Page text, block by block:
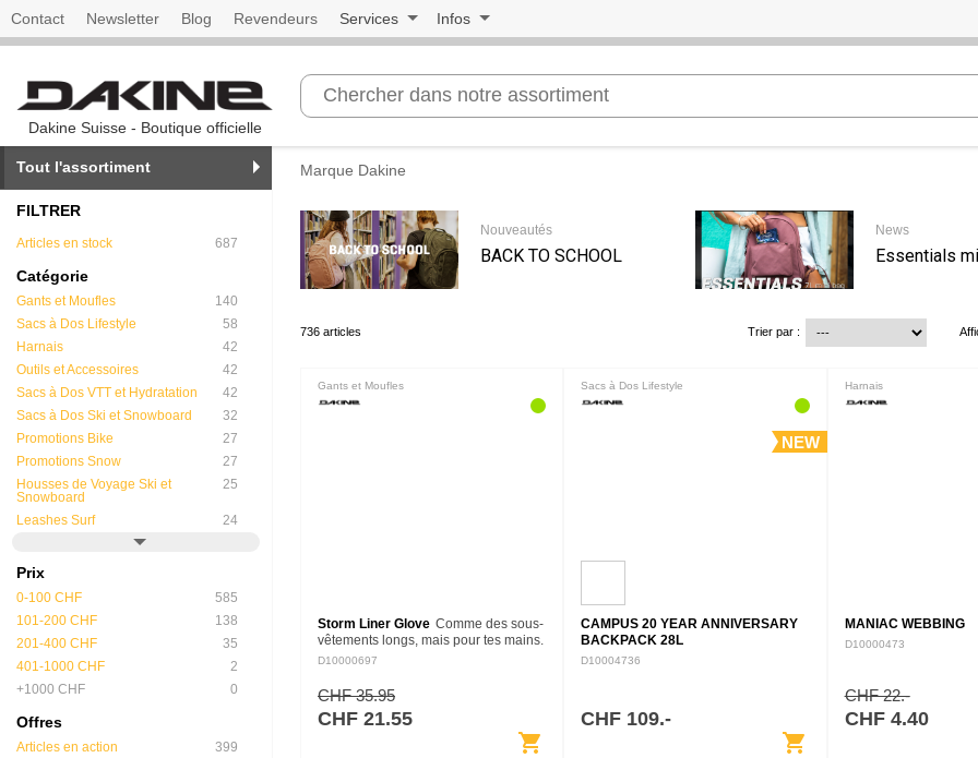
Contact Newsletter Blog Revendeurs Services Infos
Dakine Suisse - Boutique officielle
Tout l'assortiment
FILTRER
Articles en stock 687
Catégorie
Gants et Moufles
140
Sacs à Dos Lifestyle
58
Harnais
42
Outils et Accessoires
42
Sacs à Dos VTT et Hydratation
42
Sacs à Dos Ski et Snowboard
32
Promotions Bike
27
Promotions Snow
27
Housses de Voyage Ski et
Snowboard
25
Leashes Surf 24
Prix
0-100 CHF
585
101-200 CHF
138
201-400 CHF
35
401-1000 CHF
2
+1000 CHF
0
Offres
Articles en action
399
Marque Dakine
Nouveautés
BACK TO SCHOOL
News
Essentials
736 articles Trier par :
Gants et Moufles
Storm Liner Glove Comme des sous-
vêtements longs, mais pour tes mains.
Le Storm Liner est un gant en polaire
stretch qui permet…
D10000697
CHF 35.95
CHF 21.55
shopping_cart
Sacs à Dos Lifestyle
NEW
CAMPUS 20 YEAR ANNIVERSARY
BACKPACK 28L
D10004736
CHF 109.-
shopping_cart
Harnais
MANIAC WEBBING
D10000473
CHF 22.-
CHF 4.40